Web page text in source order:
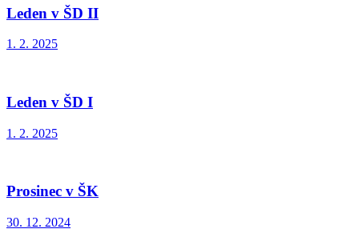
Leden v ŠD II
1. 2. 2025
Leden v ŠD I
1. 2. 2025
Prosinec v ŠK
30. 12. 2024